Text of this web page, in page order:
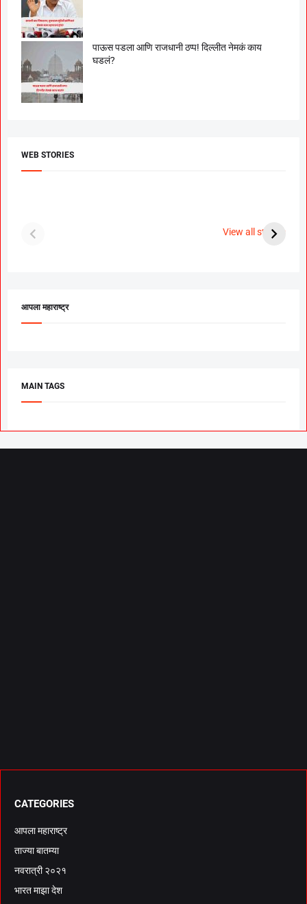
पाऊस पडला आणि राजधानी ठप्प! दिल्लीत नेमकं काय
घडलं?
WEB STORIES
View all stories
पूजा सावंत ने गुपचूप
आपला महाराष्ट्र
MAIN TAGS
CATEGORIES
आपला महाराष्ट्र
ताज्या बातम्या
नवरात्री २०२१
भारत माझा देश